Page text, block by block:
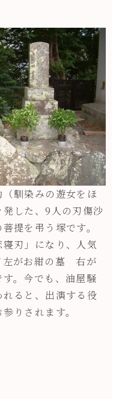
馴染みの遊女をほ
した、9人の刃傷沙
提を弔う塚です。
刃」になり、人気
左がお紺の墓 右が
。今でも、油屋騒
ると、出演する役
りされます。